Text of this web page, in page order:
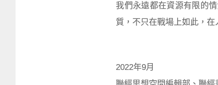
我們永遠都在資源有限的
質，不只在戰場上如此，
2022年9月